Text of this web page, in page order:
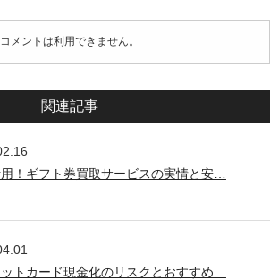
コメントは利用できません。
関連記事
！ギフト券買取サービスの実情と安…
トカード現金化のリスクとおすすめ…